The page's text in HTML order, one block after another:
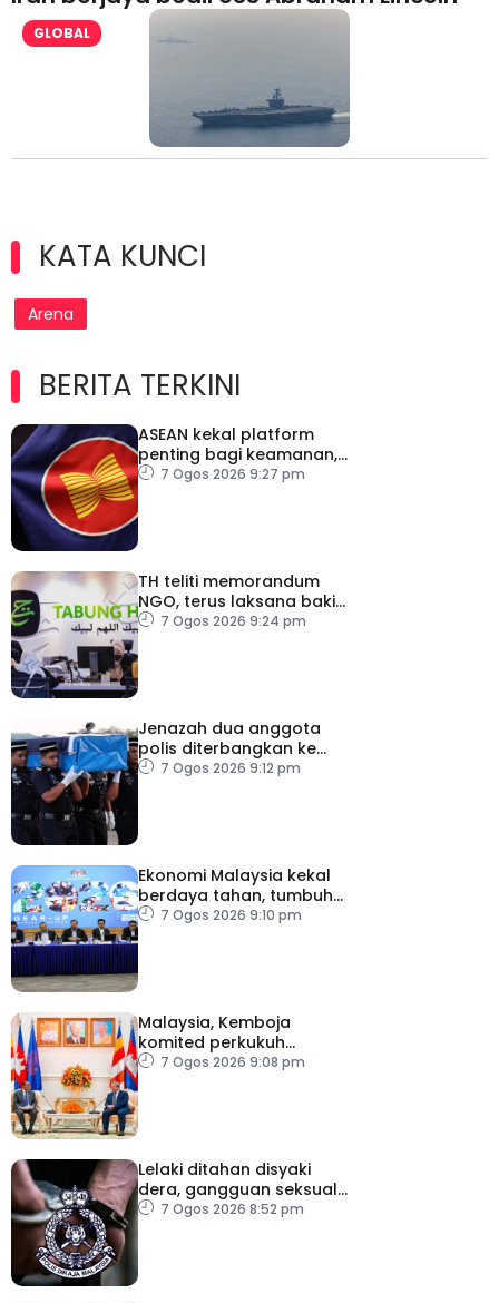
GLOBAL
KATA KUNCI
Arena
BERITA TERKINI
ASEAN kekal platform
penting bagi keamanan,
kestabilan serantau –
7 Ogos 2026 9:27 pm
TH teliti memorandum
NGO, terus laksana baki
syor RCI
7 Ogos 2026 9:24 pm
Jenazah dua anggota
polis diterbangkan ke
Kelantan
7 Ogos 2026 9:12 pm
Ekonomi Malaysia kekal
berdaya tahan, tumbuh
5.6 peratus
7 Ogos 2026 9:10 pm
Malaysia, Kemboja
komited perkukuh
kerjasama pertahanan
7 Ogos 2026 9:08 pm
Lelaki ditahan disyaki
dera, gangguan seksual
dua anak kandung
7 Ogos 2026 8:52 pm